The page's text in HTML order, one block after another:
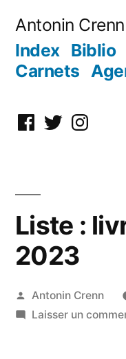
contenu
Antonin Crenn
Index Biblio
Carnets
Facebook
TwitterInstagram
Liste :
2023
Publié
par
Antonin Crenn
Laisser un